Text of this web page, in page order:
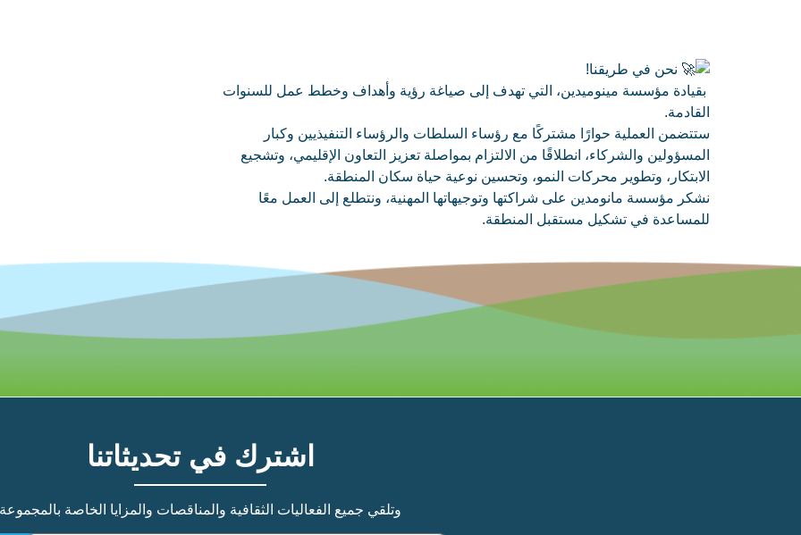
نحن في طريقنا!
بقيادة مؤسسة مينوميدين، التي تهدف إلى صياغة رؤية وأهداف وخطط عمل للسنوات
القادمة.
ستتضمن العملية حوارًا مشتركًا مع رؤساء السلطات والرؤساء التنفيذيين وكبار
المسؤولين والشركاء، انطلاقًا من الالتزام بمواصلة تعزيز التعاون الإقليمي، وتشجيع
الابتكار، وتطوير محركات النمو، وتحسين نوعية حياة سكان المنطقة.
نشكر مؤسسة مانومدين على شراكتها وتوجيهاتها المهنية، ونتطلع إلى العمل معًا
للمساعدة في تشكيل مستقبل المنطقة.
اشترك في تحديثاتنا
وتلقي جميع الفعاليات الثقافية والمناقصات والمزايا الخاصة بالمجموعة